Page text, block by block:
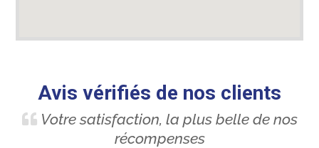
Avis vérifiés de nos clients
Votre satisfaction, la plus belle de nos
récompenses